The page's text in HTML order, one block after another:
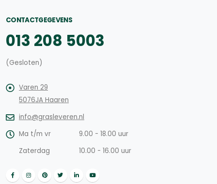
CONTACTGEGEVENS
013 208 5003
(Gesloten)
Varen 29
5076JA Haaren
info@grasleveren.nl
Ma t/m vr
9.00 - 18.00 uur
Zaterdag
10.00 - 16.00 uur